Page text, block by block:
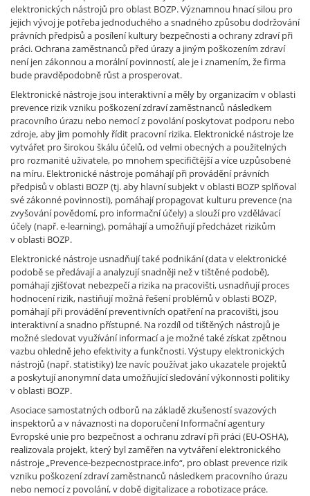
elektronických nástrojů pro oblast BOZP. Významnou hnací silou pro
jejich vývoj je potřeba jednoduchého a snadného způsobu dodržování
právních předpisů a posílení kultury bezpečnosti a ochrany zdraví při
práci. Ochrana zaměstnanců před úrazy a jiným poškozením zdraví
není jen zákonnou a morální povinností, ale je i znamením, že firma
bude pravděpodobně růst a prosperovat.
Elektronické nástroje jsou interaktivní a měly by organizacím v oblasti
prevence rizik vzniku poškození zdraví zaměstnanců následkem
pracovního úrazu nebo nemocí z povolání poskytovat podporu nebo
zdroje, aby jim pomohly řídit pracovní rizika. Elektronické nástroje lze
vytvářet pro širokou škálu účelů, od velmi obecných a použitelných
pro rozmanité uživatele, po mnohem specifičtější a více uzpůsobené
na míru. Elektronické nástroje pomáhají při provádění právních
předpisů v oblasti BOZP (tj. aby hlavní subjekt v oblasti BOZP splňoval
své zákonné povinnosti), pomáhají propagovat kulturu prevence (na
zvyšování povědomí, pro informační účely) a slouží pro vzdělávací
účely (např. e-learning), pomáhají a umožňují předcházet rizikům
v oblasti BOZP.
Elektronické nástroje usnadňují také podnikání (data v elektronické
podobě se předávají a analyzují snadněji než v tištěné podobě),
pomáhají zjišťovat nebezpečí a rizika na pracovišti, usnadňují proces
hodnocení rizik, nastiňují možná řešení problémů v oblasti BOZP,
pomáhají při provádění preventivních opatření na pracovišti, jsou
interaktivní a snadno přístupné. Na rozdíl od tištěných nástrojů je
možné sledovat využívání informací a je možné také získat zpětnou
vazbu ohledně jeho efektivity a funkčnosti. Výstupy elektronických
nástrojů (např. statistiky) lze navíc používat jako ukazatele projektů
a poskytují anonymní data umožňující sledování výkonnosti politiky
v oblasti BOZP.
Asociace samostatných odborů na základě zkušeností svazových
inspektorů a v návaznosti na doporučení Informační agentury
Evropské unie pro bezpečnost a ochranu zdraví při práci (EU-OSHA),
realizovala projekt, který byl zaměřen na vytváření elektronického
nástroje „Prevence-bezpecnostprace.info“, pro oblast prevence rizik
vzniku poškození zdraví zaměstnanců následkem pracovního úrazu
nebo nemocí z povolání, v době digitalizace a robotizace práce.